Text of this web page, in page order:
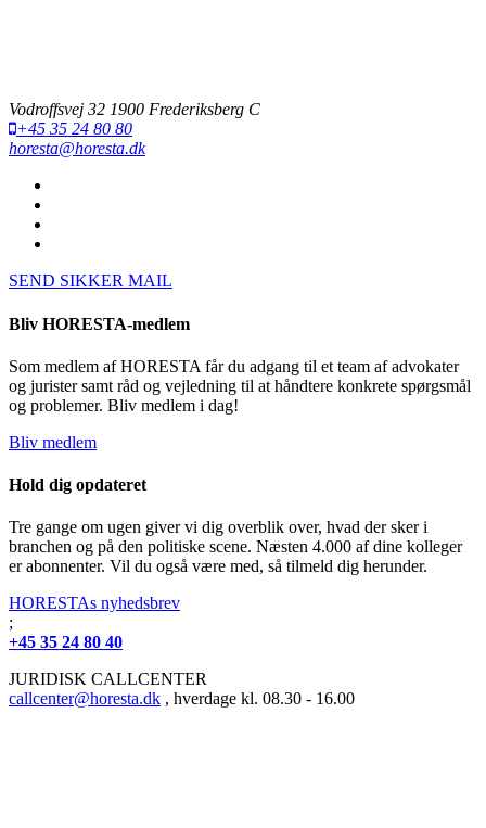
Vodroffsvej 32 1900 Frederiksberg C
+45 35 24 80 80
horesta@horesta.dk
SEND SIKKER MAIL
Bliv HORESTA-medlem
Som medlem af HORESTA får du adgang til et team af advokater
og jurister samt råd og vejledning til at håndtere konkrete spørgsmål
og problemer. Bliv medlem i dag!
Bliv medlem
Hold dig opdateret
Tre gange om ugen giver vi dig overblik over, hvad der sker i
branchen og på den politiske scene. Næsten 4.000 af dine kolleger
er abonnenter. Vil du også være med, så tilmeld dig herunder.
HORESTAs nyhedsbrev
;
+45 35 24 80 40
JURIDISK CALLCENTER
callcenter@horesta.dk , hverdage kl. 08.30 - 16.00